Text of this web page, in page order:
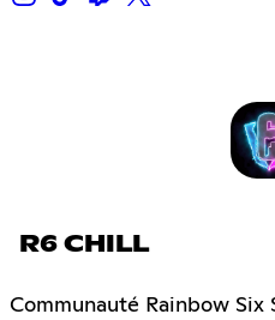
R6 CHILL
Communauté Rainbow Six